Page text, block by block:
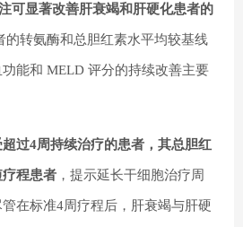
可显著改善肝衰竭和肝硬化患者的
的转氨酶和总胆红素水平均较基线
能和 MELD 评分的持续改善主要
超过4周持续治疗的患者，其总胆红
程患者 ，提示延长干细胞治疗周
在标准4周疗程后，肝衰竭与肝硬